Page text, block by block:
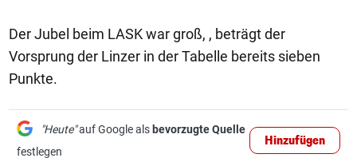
Der Jubel beim LASK war groß, , beträgt der
Vorsprung der Linzer in der Tabelle bereits sieben
Punkte.
"Heute"auf Google als bevorzugte Quelle
festlegen
Hinzufügen